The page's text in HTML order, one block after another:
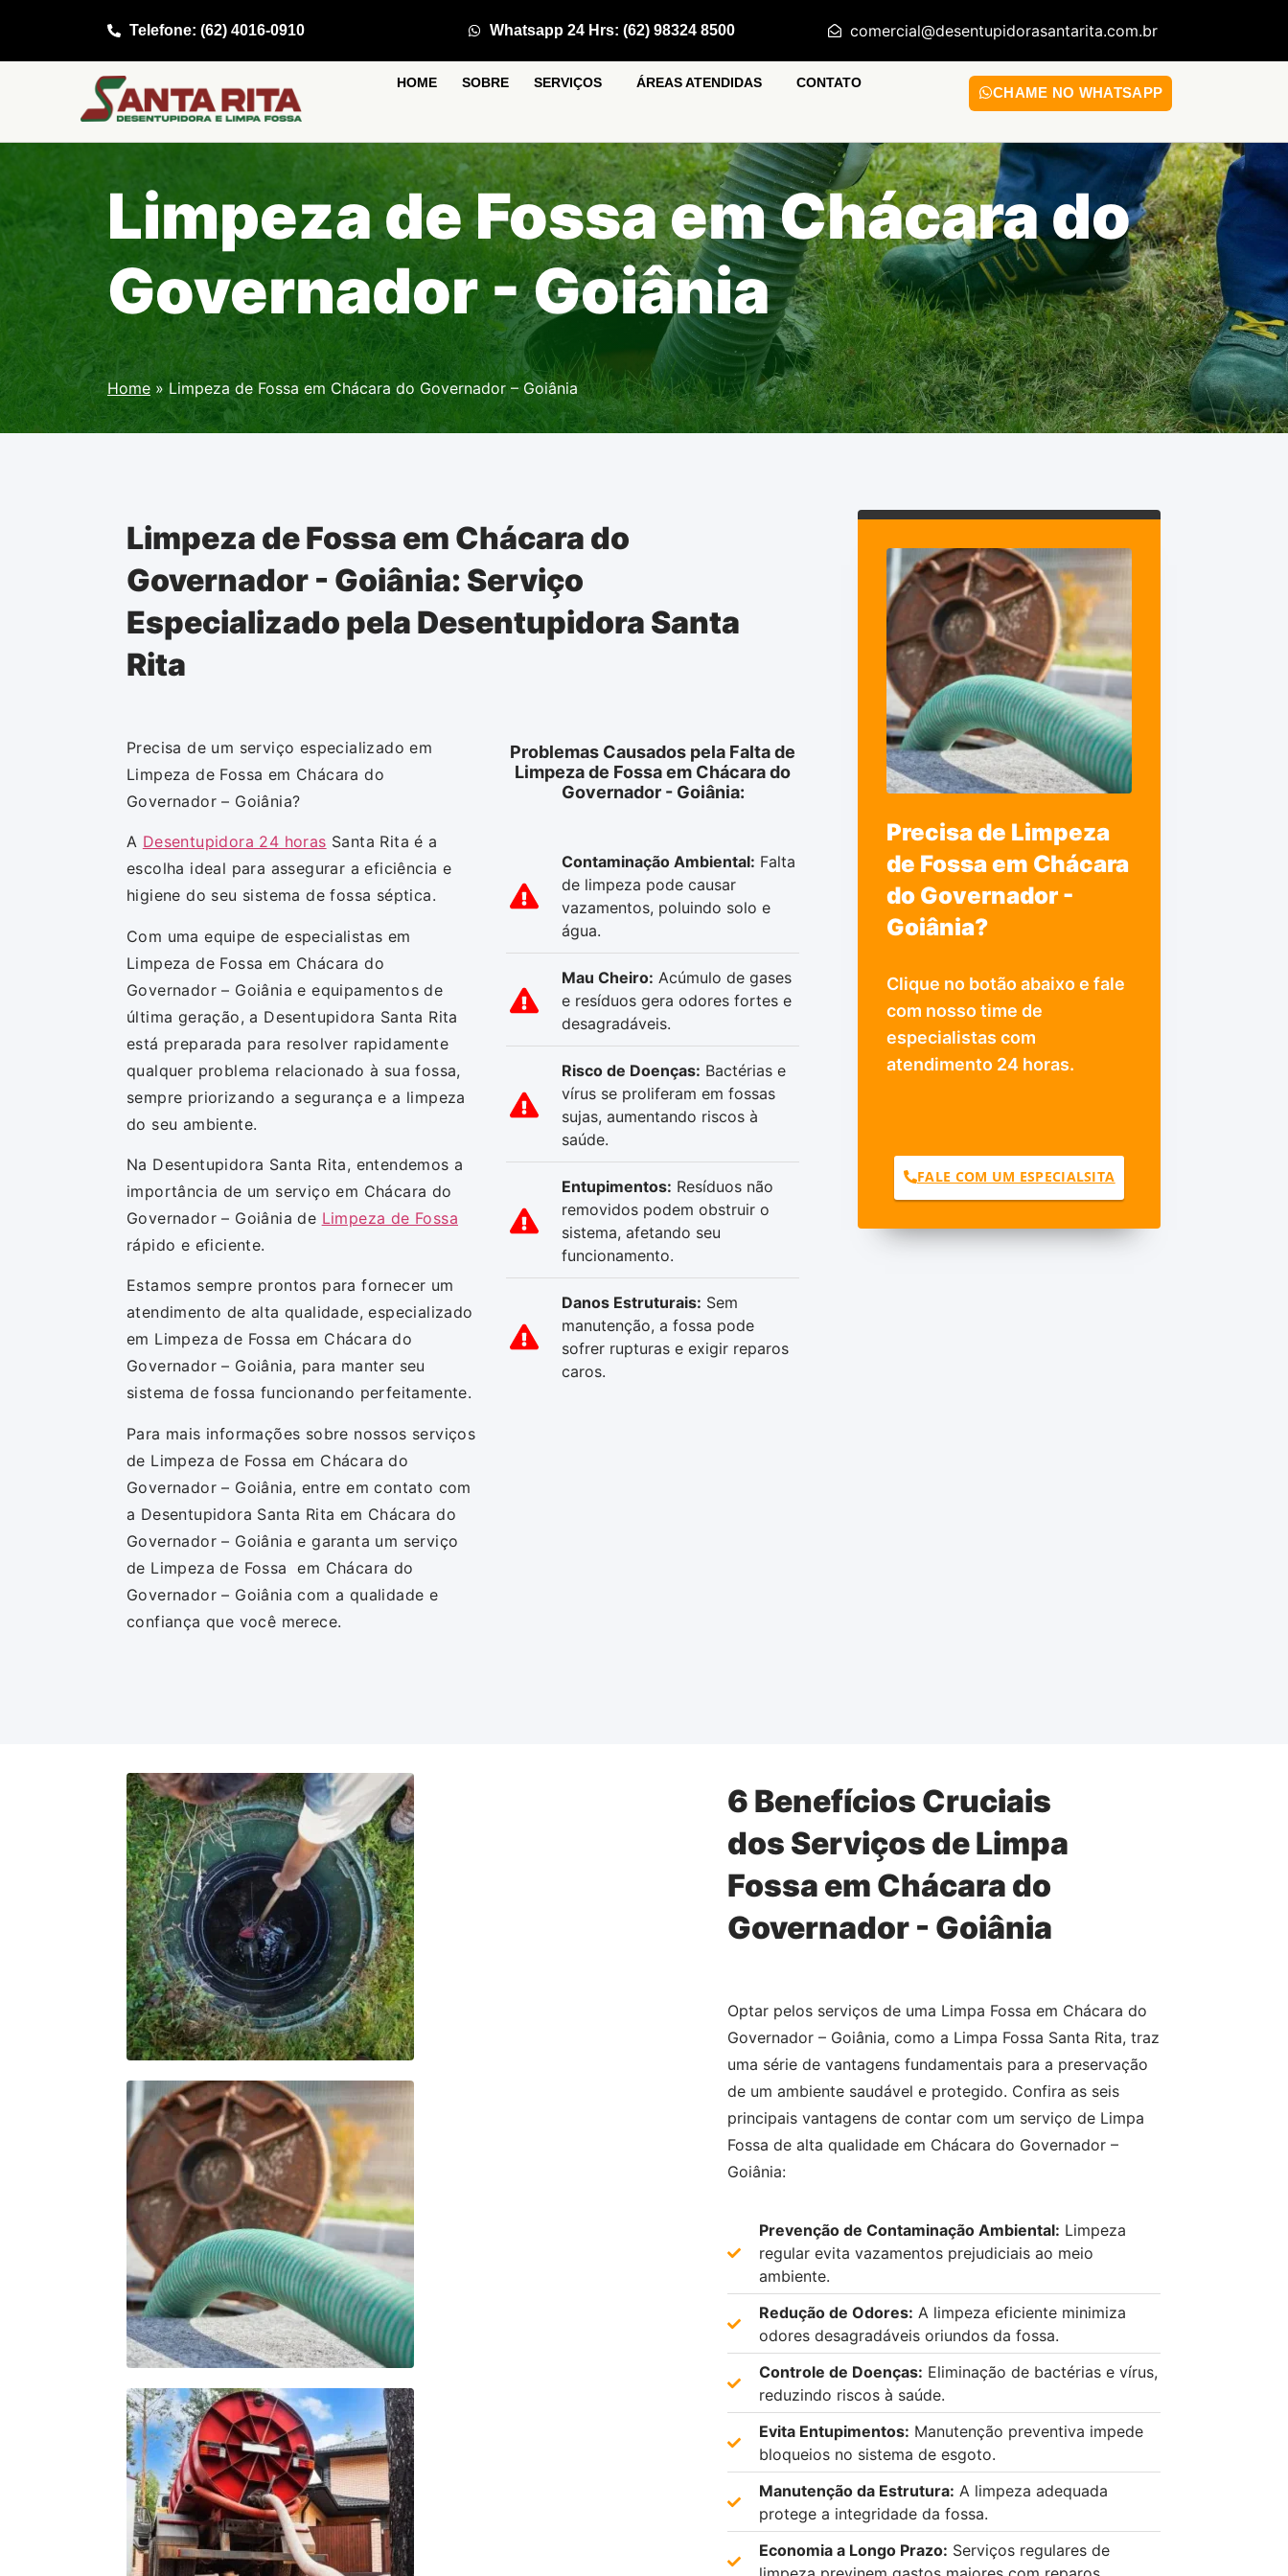
Telefone: (62) 4016-0910 Whatsapp 24 Hrs: (62) 98324 8500 comercial@desentupidorasantarita.com.br
HOME SOBRE SERVIÇOS ÁREAS ATENDIDAS CONTATO
CHAME NO WHATSAPP
Limpeza de Fossa em Chácara do
Governador - Goiânia
Home » Limpeza de Fossa em Chácara do Governador – Goiânia
Limpeza de Fossa em Chácara do
Governador - Goiânia: Serviço
Especializado pela Desentupidora Santa
Rita
Precisa de um serviço especializado em
Limpeza de Fossa em Chácara do
Governador – Goiânia?
A Desentupidora 24 horas Santa Rita é a
escolha ideal para assegurar a eficiência e
higiene do seu sistema de fossa séptica.
Com uma equipe de especialistas em
Limpeza de Fossa em Chácara do
Governador – Goiânia e equipamentos de
última geração, a Desentupidora Santa Rita
está preparada para resolver rapidamente
qualquer problema relacionado à sua fossa,
sempre priorizando a segurança e a limpeza
do seu ambiente.
Na Desentupidora Santa Rita, entendemos a
importância de um serviço em Chácara do
Governador – Goiânia de Limpeza de Fossa
rápido e eficiente.
Estamos sempre prontos para fornecer um
atendimento de alta qualidade, especializado
em Limpeza de Fossa em Chácara do
Governador – Goiânia, para manter seu
sistema de fossa funcionando perfeitamente.
Para mais informações sobre nossos serviços
de Limpeza de Fossa em Chácara do
Governador – Goiânia, entre em contato com
a Desentupidora Santa Rita em Chácara do
Governador – Goiânia e garanta um serviço
de Limpeza de Fossa em Chácara do
Governador – Goiânia com a qualidade e
confiança que você merece.
Problemas Causados pela Falta de
Limpeza de Fossa em Chácara do
Governador - Goiânia:
Contaminação Ambiental: Falta
de limpeza pode causar
vazamentos, poluindo solo e
água.
Mau Cheiro: Acúmulo de gases
e resíduos gera odores fortes e
desagradáveis.
Risco de Doenças: Bactérias e
vírus se proliferam em fossas
sujas, aumentando riscos à
saúde.
Entupimentos: Resíduos não
removidos podem obstruir o
sistema, afetando seu
funcionamento.
Danos Estruturais: Sem
manutenção, a fossa pode
sofrer rupturas e exigir reparos
caros.
Precisa de Limpeza
de Fossa em Chácara
do Governador -
Goiânia?
Clique no botão abaixo e fale
com nosso time de
especialistas com
atendimento 24 horas.
FALE COM UM ESPECIALSITA
6 Benefícios Cruciais
dos Serviços de Limpa
Fossa em Chácara do
Governador - Goiânia
Optar pelos serviços de uma Limpa Fossa em Chácara do
Governador – Goiânia, como a Limpa Fossa Santa Rita, traz
uma série de vantagens fundamentais para a preservação
de um ambiente saudável e protegido. Confira as seis
principais vantagens de contar com um serviço de Limpa
Fossa de alta qualidade em Chácara do Governador –
Goiânia:
Prevenção de Contaminação Ambiental: Limpeza
regular evita vazamentos prejudiciais ao meio
ambiente.
Redução de Odores: A limpeza eficiente minimiza
odores desagradáveis oriundos da fossa.
Controle de Doenças: Eliminação de bactérias e vírus,
reduzindo riscos à saúde.
Evita Entupimentos: Manutenção preventiva impede
bloqueios no sistema de esgoto.
Manutenção da Estrutura: A limpeza adequada
protege a integridade da fossa.
Economia a Longo Prazo: Serviços regulares de